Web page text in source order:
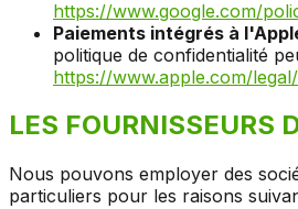
https://www.google.com/
Paiements intégrés à
politique de confidentialité
https://www.apple.com/
LES FOURNISSEURS
Nous pouvons employer des
particuliers pour les raisons